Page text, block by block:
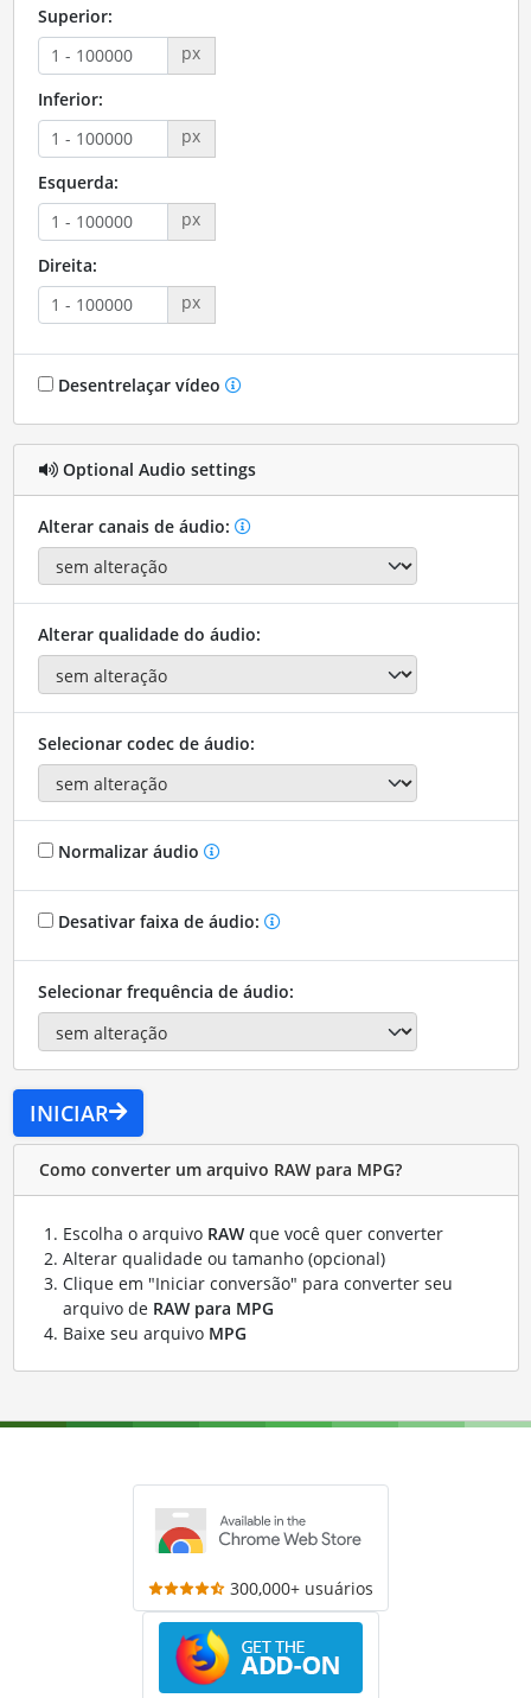
Superior:
px
Inferior:
px
Esquerda:
px
Direita:
px
Desentrelaçar vídeo
Optional Audio settings
Alterar canais de áudio:
Alterar qualidade do áudio:
Selecionar codec de áudio:
Normalizar áudio
Desativar faixa de áudio:
Selecionar frequência de áudio:
INICIAR
Como converter um arquivo RAW para MPG?
Escolha o arquivo RAWque você quer converter
Alterar qualidade ou tamanho (opcional)
Clique em "Iniciar conversão" para converter seu
arquivo de RAW para MPG
Baixe seu arquivo MPG
300,000+ usuários